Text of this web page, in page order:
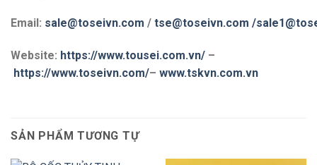
Email: sale@toseivn.com / tse@toseivn.com /
Website: https://www.tousei.com.vn/ –
https://www.toseivn.com/– www.tskvn.com.vn
SẢN PHẨM TƯƠNG TỰ